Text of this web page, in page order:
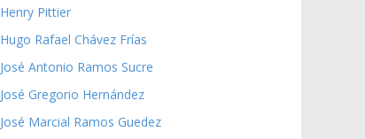
Henry Pittier
Hugo Rafael Chávez Frías
José Antonio Ramos Sucre
José Gregorio Hernández
José Marcial Ramos Guedez